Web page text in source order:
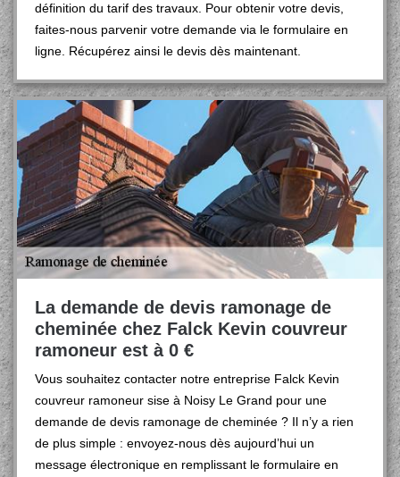
définition du tarif des travaux. Pour obtenir votre devis,
faites-nous parvenir votre demande via le formulaire en
ligne. Récupérez ainsi le devis dès maintenant.
La demande de devis ramonage de
cheminée chez Falck Kevin couvreur
ramoneur est à 0 €
Vous souhaitez contacter notre entreprise Falck Kevin
couvreur ramoneur sise à Noisy Le Grand pour une
demande de devis ramonage de cheminée ? Il n’y a rien
de plus simple : envoyez-nous dès aujourd’hui un
message électronique en remplissant le formulaire en